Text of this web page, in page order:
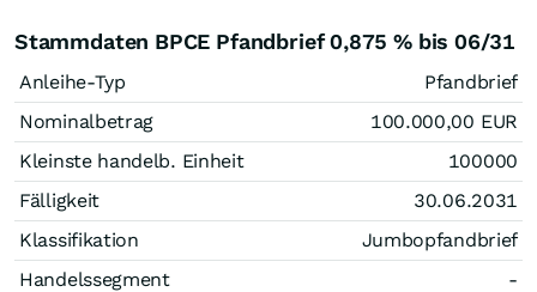
Stammdaten BPCE Pfandbrief 0,875 % bis 06/31
Anleihe-Typ
Pfandbrief
Nominalbetrag
100.000,00 EUR
Kleinste handelb. Einheit
100000
Fälligkeit
30.06.2031
Klassifikation
Jumbopfandbrief
Handelssegment
-